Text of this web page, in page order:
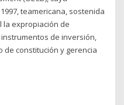
teamericana, sostenida
la expropiación de
de inversión,
de constitución y gerencia